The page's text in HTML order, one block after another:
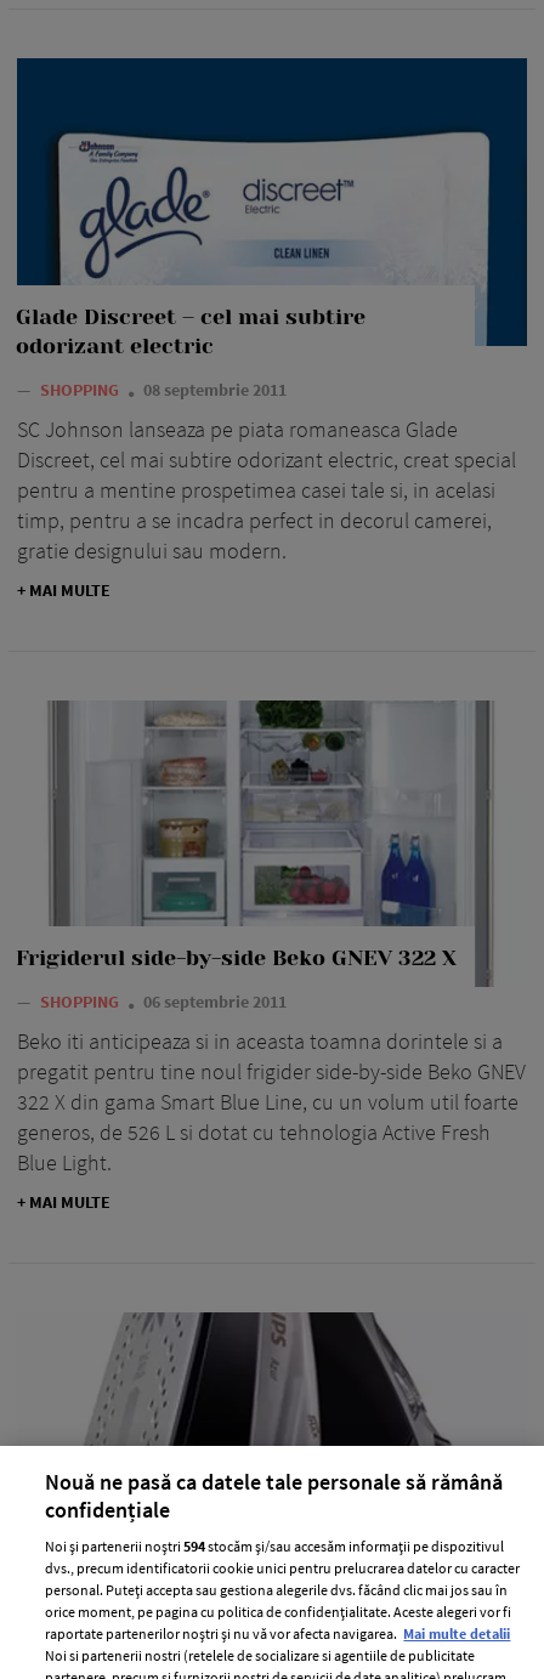
Glade Discreet – cel mai subtire
odorizant electric
— SHOPPING 08 septembrie 2011
SC Johnson lanseaza pe piata romaneasca Glade
Discreet, cel mai subtire odorizant electric, creat special
pentru a mentine prospetimea casei tale si, in acelasi
timp, pentru a se incadra perfect in decorul camerei,
gratie designului sau modern.
+ MAI MULTE
Frigiderul side-by-side Beko GNEV 322 X
— SHOPPING 06 septembrie 2011
Beko iti anticipeaza si in aceasta toamna dorintele si a
pregatit pentru tine noul frigider side-by-side Beko GNEV
322 X din gama Smart Blue Line, cu un volum util foarte
generos, de 526 L si dotat cu tehnologia Active Fresh
Blue Light.
+ MAI MULTE
Gamele de fiare de calcat Azur si
EnergyCare de la Philips
SHOPPING 01 august 2011
Nouă ne pasă ca datele tale personale să rămână
confidențiale
Noi și partenerii noștri594stocăm și/sau accesăm informații pe dispozitivul
dvs., precum identificatorii cookie unici pentru prelucrarea datelor cu caracter
personal. Puteți accepta sau gestiona alegerile dvs. făcând clic mai jos sau în
orice moment, pe pagina cu politica de confidențialitate. Aceste alegeri vor fi
raportate partenerilor noștri și nu vă vor afecta navigarea. Mai multe detalii
Noi si partenerii nostri (retelele de socializare si agentiile de publicitate